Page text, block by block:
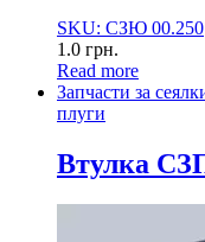
SKU: СЗЮ 00.250
1.0 грн.
Read more
Запчасти за
плуги
Втулка